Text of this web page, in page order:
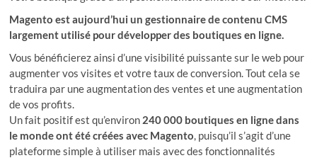
Magento est aujourd’hui un gestionnaire de contenu CMS
largement utilisé pour développer des boutiques en ligne.
Vous bénéficierez ainsi d’une visibilité puissante sur le web pour
augmenter vos visites et votre taux de conversion. Tout cela se
traduira par une augmentation des ventes et une augmentation
de vos profits.
Un fait positif est qu’environ 240 000 boutiques en ligne dans
le monde ont été créées avec Magento, puisqu’il s’agit d’une
plateforme simple à utiliser mais avec des fonctionnalités